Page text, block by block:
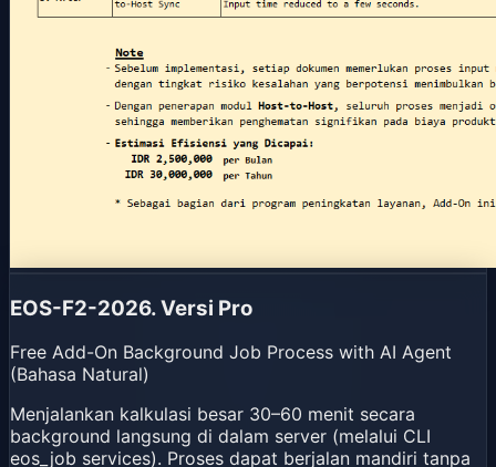
EOS-F2-2026. Versi Pro
Free Add-On Background Job Process with AI Agent
(Bahasa Natural)
Menjalankan kalkulasi besar 30–60 menit secara
background langsung di dalam server (melalui CLI
eos_job services). Proses dapat berjalan mandiri tanpa